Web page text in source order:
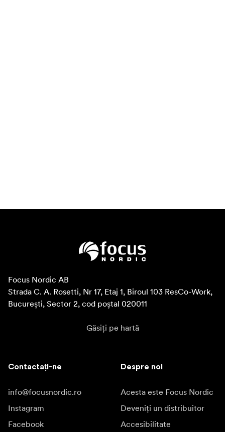
Focus Nordic AB
Strada C. A. Rosetti, Nr 17, Etaj 1, Biroul 103 ResCo-Work,
București, Sector 2, cod poștal 020011
Găsiți pe hartă
Contactați-ne
info@focusnordic.ro
Instagram
Facebook
Despre noi
Acesta este Focus Nordic
Deveniți un distribuitor
Accesibilitate